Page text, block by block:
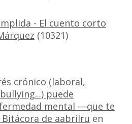
- El cuento corto
(10321)
crónico (laboral,
puede
mental —que te
Bitácora de aabrilru en